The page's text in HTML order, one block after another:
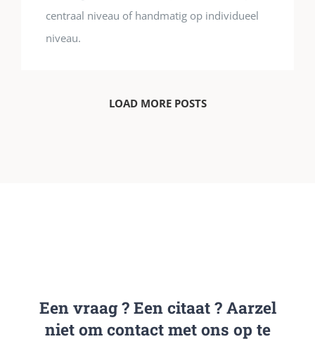
centraal niveau of handmatig op individueel
niveau.
LOAD MORE POSTS
Een vraag ? Een citaat ? Aarzel
niet om contact met ons op te